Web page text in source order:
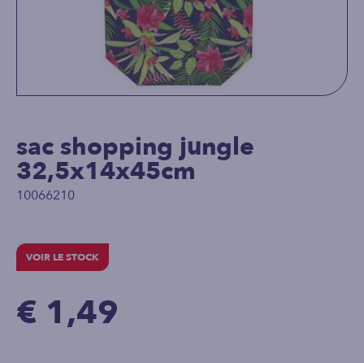
sac shopping jungle
32,5x14x45cm
10066210
VOIR LE STOCK
€ 1,49